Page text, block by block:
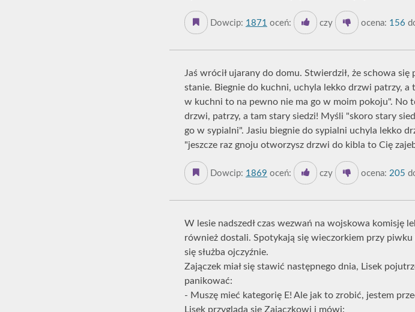
Dowcip: 1871 oceń: czy ocena: 156
Jaś wrócił ujarany do domu. Stwierdził, że schowa
stanie. Biegnie do kuchni, uchyla lekko drzwi patrzy,
w kuchni to na pewno nie ma go w moim pokoju". No
drzwi, patrzy, a tam stary siedzi! Myśli "skoro stary
go w sypialni". Jasiu biegnie do sypialni uchyla lekko
"jeszcze raz gnoju otworzysz drzwi do kibla to Cię
Dowcip: 1869 oceń: czy ocena: 205
W lesie nadszedł czas wezwań na wojskowa komisję
również dostali. Spotykają się wieczorkiem przy
się służba ojczyźnie.
Zajączek miał się stawić następnego dnia, Lisek
panikować:
- Muszę mieć kategorię E! Ale jak to zrobić, jestem
Lisek przygląda się Zajączkowi i mówi: